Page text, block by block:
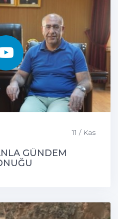
11 / Kas
GÜNDEM